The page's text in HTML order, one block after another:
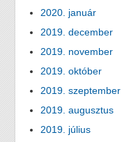
2020. január
2019. december
2019. november
2019. október
2019. szeptember
2019. augusztus
2019. július